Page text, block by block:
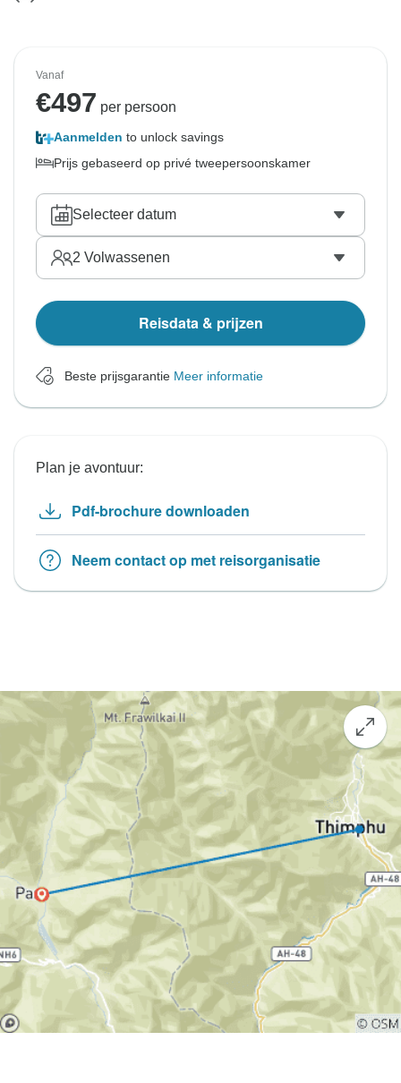
Vanaf
€497 per persoon
Aanmelden to unlock savings
Prijs gebaseerd op privé tweepersoonskamer
Selecteer datum
2 Volwassenen
Reisdata & prijzen
Beste prijsgarantie Meer informatie
Plan je avontuur:
Pdf-brochure downloaden
Neem contact op met reisorganisatie